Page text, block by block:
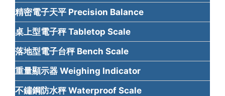
精密電子天平 Precision Balance
桌上型電子秤 Tabletop Scale
落地型電子台秤 Bench Scale
重量顯示器 Weighing Indicator
不鏽鋼防水秤 Waterproof Scale